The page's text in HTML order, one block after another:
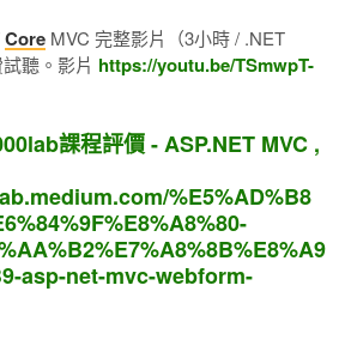
CoreMVC 完整影片（3小時 / .NET
聽。影片 https://youtu.be/TSmwpT-
課程評價 - ASP.NET MVC ,
%E5%AD%B8
asp-net-mvc-webform-